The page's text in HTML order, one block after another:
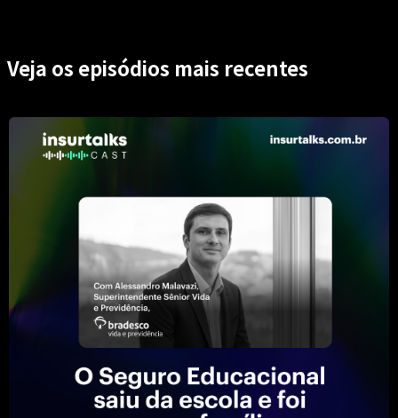
Veja os episódios mais recentes